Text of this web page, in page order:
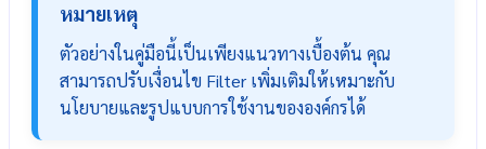
หมายเหตุ
ตัวอย่างในคู่มือนี้เป็นเพียงแนวทางเบื้องต้น คุณ
สามารถปรับเงื่อนไข Filter เพิ่มเติมให้เหมาะกับ
นโยบายและรูปแบบการใช้งานขององค์กรได้